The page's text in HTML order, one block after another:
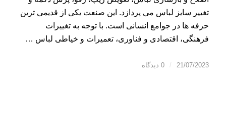
تغییر سایز لباس می پردازد. این صنعت یکی از قدیمی ترین
حرفه ها در جوامع انسانی است. با توجه به تغییرات
فرهنگی، اقتصادی و فناوری، تعمیرات و خیاطی لباس …
21/07/2023
/ 0 دیدگاه